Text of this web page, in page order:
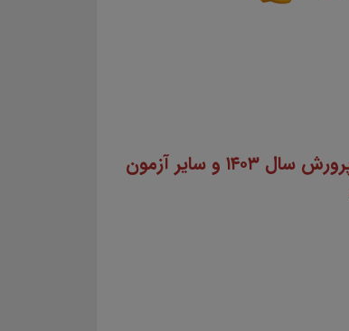
سایت علمی، آموزشی و فرهنگی پرتو یادگیری مجموعه منابع آمادگی برای آزمون استخدامی آموزش و پرورش سال ۱۴۰۳ و سایر آزمون